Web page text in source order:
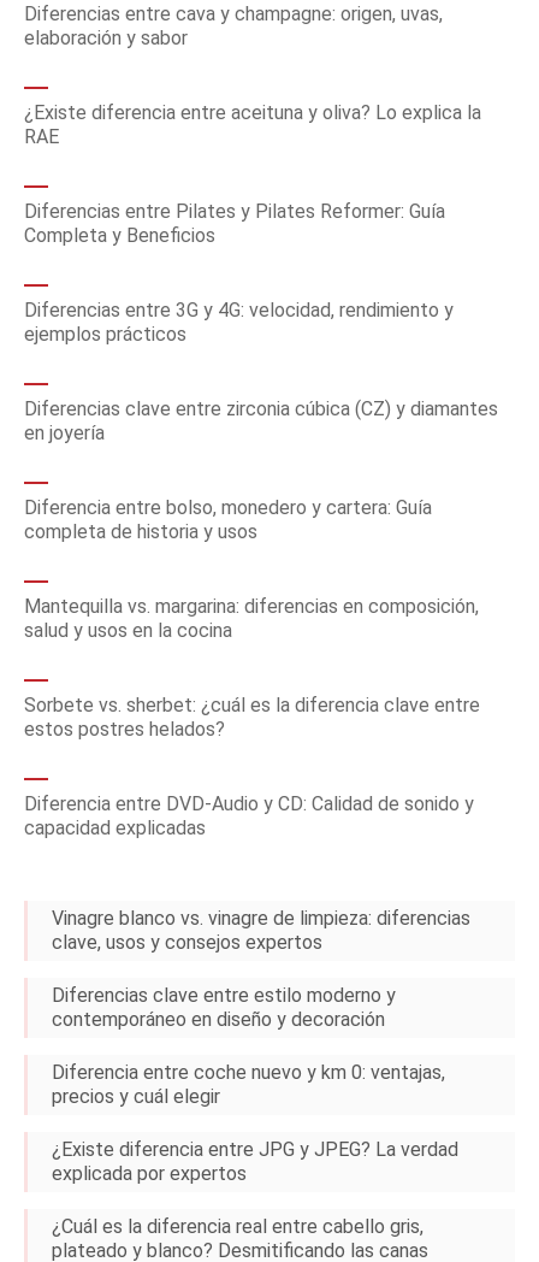
Diferencias entre cava y champagne: origen, uvas,
elaboración y sabor
¿Existe diferencia entre aceituna y oliva? Lo explica la
RAE
Diferencias entre Pilates y Pilates Reformer: Guía
Completa y Beneficios
Diferencias entre 3G y 4G: velocidad, rendimiento y
ejemplos prácticos
Diferencias clave entre zirconia cúbica (CZ) y diamantes
en joyería
Diferencia entre bolso, monedero y cartera: Guía
completa de historia y usos
Mantequilla vs. margarina: diferencias en composición,
salud y usos en la cocina
Sorbete vs. sherbet: ¿cuál es la diferencia clave entre
estos postres helados?
Diferencia entre DVD-Audio y CD: Calidad de sonido y
capacidad explicadas
Vinagre blanco vs. vinagre de limpieza: diferencias
clave, usos y consejos expertos
Diferencias clave entre estilo moderno y
contemporáneo en diseño y decoración
Diferencia entre coche nuevo y km 0: ventajas,
precios y cuál elegir
¿Existe diferencia entre JPG y JPEG? La verdad
explicada por expertos
¿Cuál es la diferencia real entre cabello gris,
plateado y blanco? Desmitificando las canas